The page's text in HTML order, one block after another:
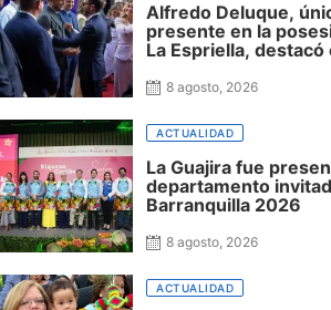
Alfredo Deluque,
presente en la
La Espriella,
para La Guajira
8 agosto, 2026
ACTUALIDAD
La Guajira fue
departamento
Barranquilla 2026
8 agosto, 2026
ACTUALIDAD